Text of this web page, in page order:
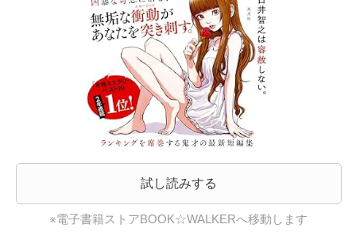
試し読みする
※電子書籍ストアBOOK☆WALKERへ移動します